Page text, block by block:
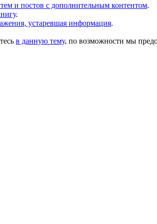
и постов с дополнительным контентом.
.
устаревшая информация.
в данную тему, по возможности мы